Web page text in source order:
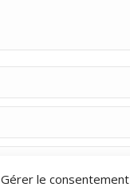
Gérer le consentement